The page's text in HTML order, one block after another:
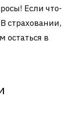
Если что-
страховании,
остаться в